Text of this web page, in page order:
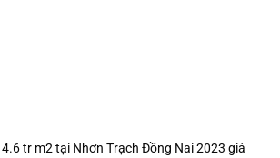
tr m2 tại Nhơn Trạch Đồng Nai 2023 giá